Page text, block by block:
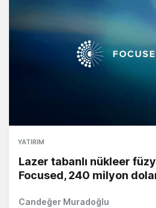
YATIRIM
Lazer tabanlı nükleer
Focused, 240 milyon
Candeğer Muradoğlu